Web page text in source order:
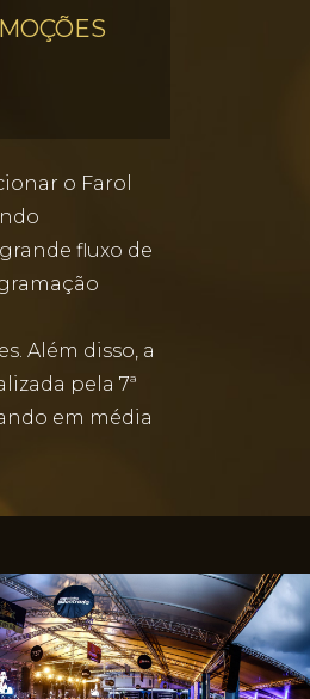
o Farol
fluxo de
Além disso, a
pela 7ª
em média